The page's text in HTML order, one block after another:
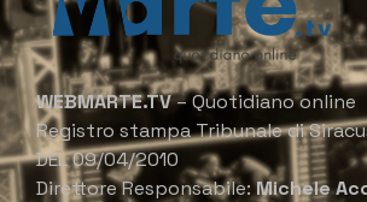
WEBMARTE.TV– Quotidiano online
Registro stampa Tribunale di
DEL 09/04/2010
Direttore Responsabile:Michele